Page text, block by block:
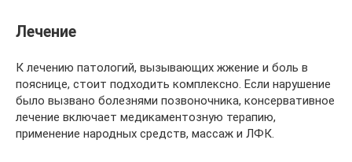
Лечение
К лечению патологий, вызывающих жжение и боль в
пояснице, стоит подходить комплексно. Если нарушение
было вызвано болезнями позвоночника, консервативное
лечение включает медикаментозную терапию,
применение народных средств, массаж и ЛФК.